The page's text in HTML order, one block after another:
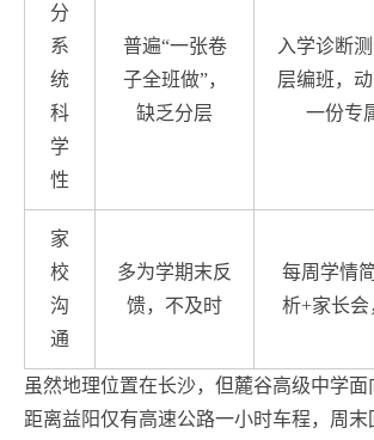
分
系
统
科
学
性
普遍“一张卷
子全班做”，
缺乏分层
入学诊断
层编班，
一份专
家
校
沟
通
多为学期末反
馈，不及时
每周学情
析+家长会
虽然地理位置在长沙，但麓谷高级中学面
距离益阳仅有高速公路一小时车程，周末